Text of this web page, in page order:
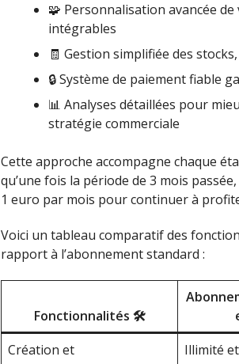
🧩 Personnalisation avancée
intégrables
🧾 Gestion simplifiée des
🔒 Système de paiement fiable
📊 Analyses détaillées pour
stratégie commerciale
Cette approche accompagne chaque
qu’une fois la période de 3 mois
1 euro par mois pour continuer à
Voici un tableau comparatif des
rapport à l’abonnement standard :
Fonctionnalités 🛠
Création et
Illimité